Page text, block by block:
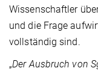
Wissenschaftler
und die Frage
vollständig sind.
„Der Ausbruch von